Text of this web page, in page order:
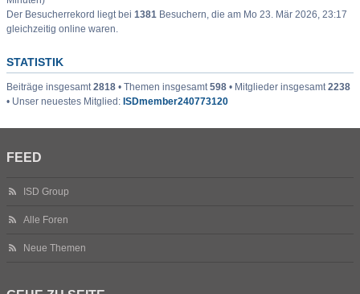
Der Besucherrekord liegt bei 1381 Besuchern, die am Mo 23. Mär 2026, 23:17
gleichzeitig online waren.
STATISTIK
Beiträge insgesamt2818 • Themen insgesamt598 • Mitglieder insgesamt2238
• Unser neuestes Mitglied: ISDmember240773120
FEED
ISD Group
Alle Foren
Neue Themen